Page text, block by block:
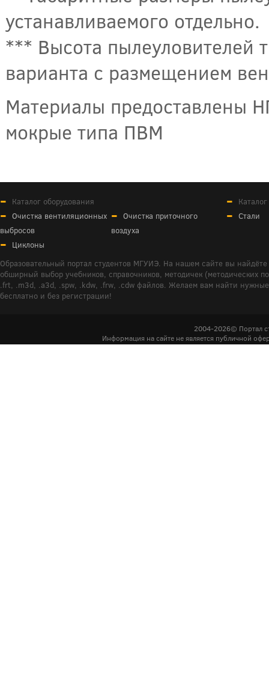
устанавливаемого отдельно.
*** Высота
варианта с размещением
Материалы предоставлены
мокрые типа ПВМ
Каталог оборудования
Очистка вентиляционных
выбросов
Очистка приточного
воздуха
Циклоны
Стали
Образовательный портал студентов МГУИЭ. На нашем сайте вы
обширный выбор учебников, справочников, методичек (методических
.frt, .m3d, .a3d, .spw, .kdw, .frw, .cdw файлов. Желаем вам найти
бесплатно и без регистрации!
2004-2026© Портал
Информация на сайте не является публичной